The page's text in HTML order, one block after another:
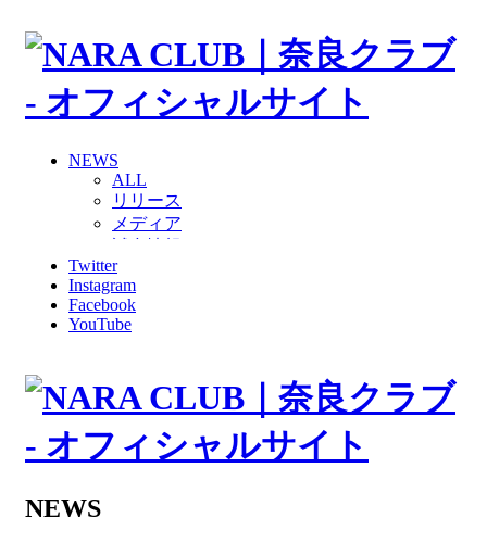
NEWS
ALL
リリース
メディア
グッズ
ファンコミュニティ
普及・育成
ホームタウン
その他
TEAM
2026/27トップチームスタッフ
Twitter
Instagram
Facebook
YouTube
NEWS